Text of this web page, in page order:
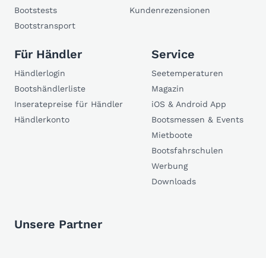
Bootstests
Bootstransport
Kundenrezensionen
Für Händler
Händlerlogin
Bootshändlerliste
Inseratepreise für Händler
Händlerkonto
Service
Seetemperaturen
Magazin
iOS & Android App
Bootsmessen & Events
Mietboote
Bootsfahrschulen
Werbung
Downloads
Unsere Partner